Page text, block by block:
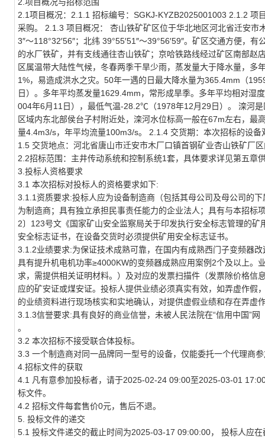
2.1项目概况：2.1.1 招标编号：SGKJ-KYZB2025001003 2.1.2 项
采购。 2.1.3 项目概况： 杏山铁矿矿区位于华北地区河北省迁安市
3″～118°32′56″；北纬 39°55′51″～39°56′59″。矿区交通方便
的水厂铁矿，并有支线通往杏山铁矿；京哈铁路线经过矿区南部
区属温带大陆性气候，冬春两季干旱少雨，蒸发量大于降水量，
1%，易造成洪水之灾。50年一遇的日最大降水量为365.4mm（
日）。多年平均蒸发量1629.4mm，常形成旱季。多年平均相对
004年6月11日），最低气温-28.2℃（1978年12月29日）。 滦河
区域内东北部侯台子村附近处，滦河水位标高一般在67m左右，
量4.4m3/s，年平均流量100m3/s。 2.1.4 交货期：本次招标的设
1.5 交货地点：河北省唐山市迁安市木厂口镇首钢矿业杏山铁矿厂
2.2招标范围：主井传动系统和控制系统1套，具体要求详见第五章
3.投标人资格要求
3.1 本次招标对投标人的资格要求如下:
3.1.1资质要求:投标人应为设备制造商（包括其母公司及母公司的
为制造商；具有独立承担民事责任能力的企业法人；具有与本招
2〕123号文《国家矿山安全监察局关于印发执行安全标志管理的
安全标志证书，在设备交货时必须提供矿用安全标志证书。
3.1.2业绩要求:为保证技术成熟可靠，在国内有成熟西门子变频器
具有提升机电机功率≥4000KW的变频器成熟应用案例2个及以上。
求，需提供相关证明材料。）及对应的发票扫描件（发票除价格
应的矿安证或煤安证。投标人提供业绩必须真实有效，如弄虚作
的业绩资料进行现场核实和实地确认，对提供虚假业绩和存在弄
3.1.3信誉要求:具有良好的商业信誉，未被人民法院在“信用中国”
。
3.2 本次招标不接受联合体投标。
3.3 一个制造商对同一品牌同一型号的设备，仅能委托一个代理商
4.招标文件的获取
4.1 凡有意参加投标者，请于2025-02-24 09:00至2025-03-01
标文件。
4.2 招标文件每套售价0元，售后不退。
5. 投标文件的递交
5.1 投标文件递交的截止时间为2025-03-17 09:00:00， 投标人应